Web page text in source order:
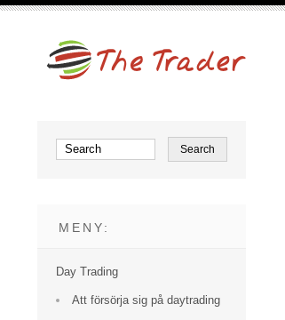
MENY:
Day Trading
Att försörja sig på daytrading